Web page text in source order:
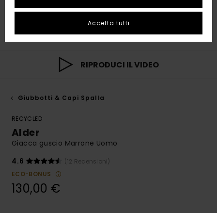
RIPRODUCI IL VIDEO
Giubbotti & Capi Spalla
RECYCLED
Alder
Giacca guscio Marrone Uomo
4.6
(12 Recensioni)
ECO-BONUS
130,00 €
Accetta tutti